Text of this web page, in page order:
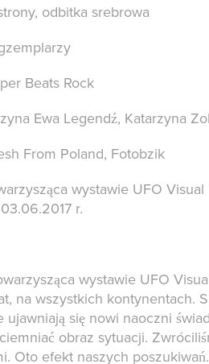
odbitka srebrowa
Beats Rock
Ewa Legendź, Katarzyna
From Poland, Fotobzik
wystawie UFO
r.
wystawie UFO
na wszystkich kontynentach.
ujawniają się nowi naoczni
obraz sytuacji.
Oto efekt naszych